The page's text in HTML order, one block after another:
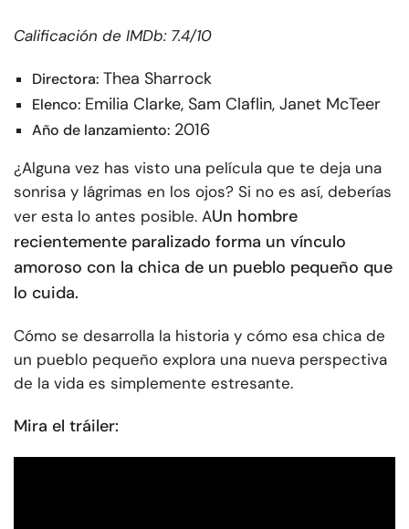
Calificación de IMDb: 7.4/10
Directora: Thea Sharrock
Elenco: Emilia Clarke, Sam Claflin, Janet McTeer
Año de lanzamiento: 2016
¿Alguna vez has visto una película que te deja una
sonrisa y lágrimas en los ojos? Si no es así, deberías
ver esta lo antes posible. AUn hombre
recientemente paralizado forma un vínculo
amoroso con la chica de un pueblo pequeño que
lo cuida.
Cómo se desarrolla la historia y cómo esa chica de
un pueblo pequeño explora una nueva perspectiva
de la vida es simplemente estresante.
Mira el tráiler: